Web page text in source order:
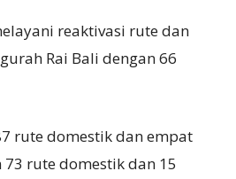
reaktivasi rute dan
Rai Bali dengan 66
rute domestik dan empat
rute domestik dan 15